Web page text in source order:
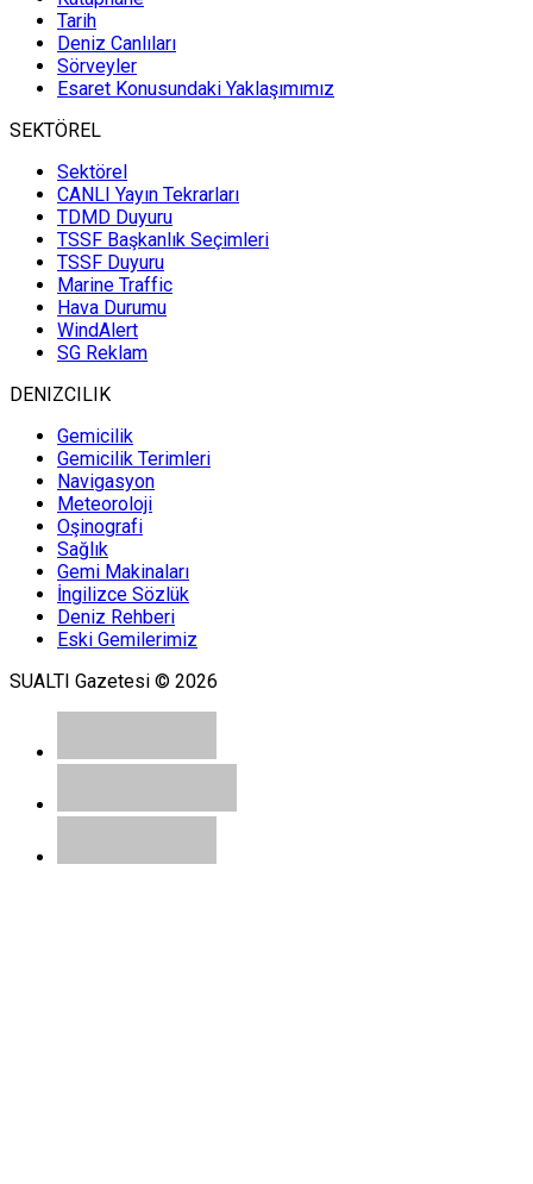
Tarih
Deniz Canlıları
Sörveyler
Esaret Konusundaki Yaklaşımımız
SEKTÖREL
Sektörel
CANLI Yayın Tekrarları
TDMD Duyuru
TSSF Başkanlık Seçimleri
TSSF Duyuru
Marine Traffic
Hava Durumu
WindAlert
SG Reklam
DENIZCILIK
Gemicilik
Gemicilik Terimleri
Navigasyon
Meteoroloji
Oşinografi
Sağlık
Gemi Makinaları
İngilizce Sözlük
Deniz Rehberi
Eski Gemilerimiz
SUALTI Gazetesi © 2026